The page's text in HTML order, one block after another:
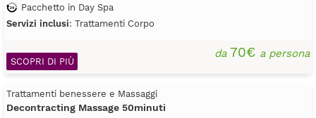
Pacchetto in Day Spa
Servizi inclusi: Trattamenti Corpo
da70€ a persona
SCOPRI DI PIÙ
Trattamenti benessere e Massaggi
Decontracting Massage 50minuti